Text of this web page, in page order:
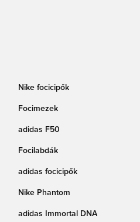
Nike focicipők
Focimezek
adidas F50
Focilabdák
adidas focicipők
Nike Phantom
adidas Immortal DNA